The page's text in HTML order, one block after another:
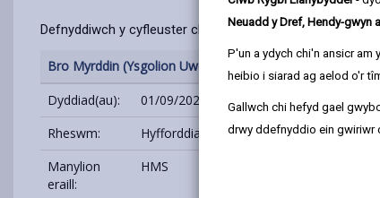
Neuadd y Dref, Hendy-gwyn
P'un a ydych chi'n ansicr am
heibio i siarad ag aelod o'r
Gallwch chi hefyd gael
drwy ddefnyddio ein gwiriwr
Defnyddiwch y cyfleuster chwilio isod i weld HMS ac
Bro Myrddin (Ysgolion Uwchradd)
Dyddiad(au):
01/09/2026
Rheswm:
Hyfforddiant - HMS
Manylion
eraill:
HMS